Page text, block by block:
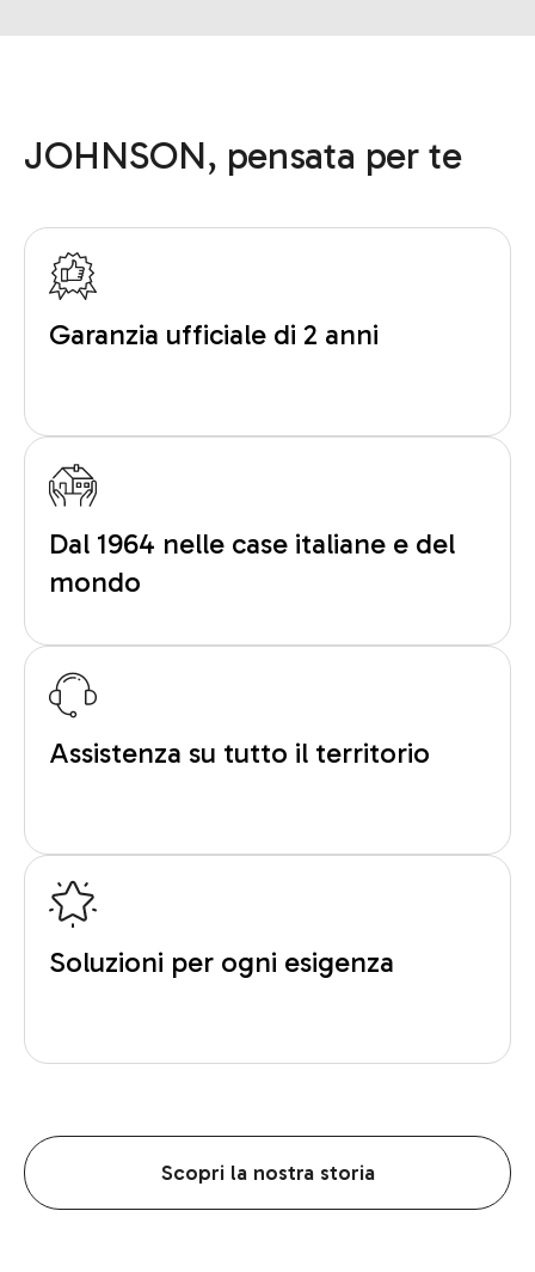
JOHNSON, pensata per te
Garanzia ufficiale di 2 anni
Dal 1964 nelle case italiane e del
mondo
Assistenza su tutto il territorio
Soluzioni per ogni esigenza
Scopri la nostra storia